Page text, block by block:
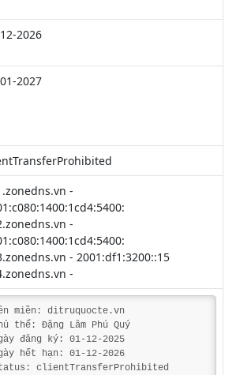
2026
2027
-
-
- 2001:df1:3200::15
-
miền: ditruquocte.vn
thể: Đặng Lâm Phú Quý
đăng ký: 01-12-2025
hết hạn: 01-12-2026
clientTransferProhibited